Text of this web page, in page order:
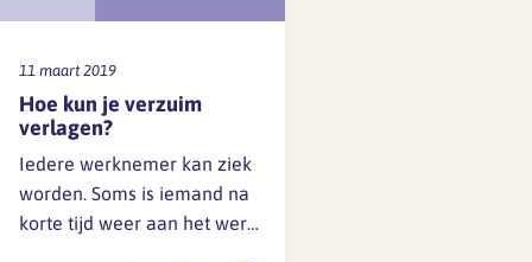
11 maart 2019
Hoe kun je verzuim
verlagen?
Iedere werknemer kan ziek
worden. Soms is iemand na
korte tijd weer aan het werk,